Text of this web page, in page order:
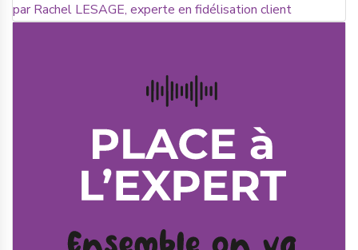
par Rachel LESAGE, experte en fidélisation client